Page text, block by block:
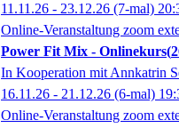
11.11.26 - 23.12.26 (7-mal)
Online-Veranstaltung zoom
Power Fit Mix - Onlinekurs
In Kooperation mit Annkatrin
16.11.26 - 21.12.26 (6-mal)
Online-Veranstaltung zoom